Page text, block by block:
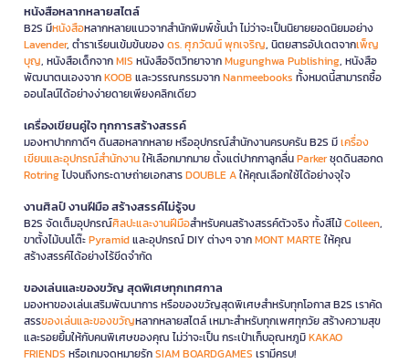
หนังสือหลากหลายสไตล์
B2S มีหนังสือหลากหลายแนวจากสำนักพิมพ์ชั้นนำ ไม่ว่าจะเป็นนิยายยอดนิยมอย่าง
Lavender, ตำราเรียนเข้มข้นของดร. ศุภวัฒน์ พุกเจริญ, นิตยสารอัปเดตจากเพ็ญ
บุญ, หนังสือเด็กจากMIS หนังสือจิตวิทยาจากMugunghwa Publishing, หนังสือ
พัฒนาตนเองจากKOOB และวรรณกรรมจากNanmeebooks ทั้งหมดนี้สามารถซื้อ
ออนไลน์ได้อย่างง่ายดายเพียงคลิกเดียว
เครื่องเขียนคู่ใจ ทุกการสร้างสรรค์
มองหาปากกาดีๆ ดินสอหลากหลาย หรืออุปกรณ์สำนักงานครบครัน B2S มีเครื่อง
เขียนและอุปกรณ์สำนักงานให้เลือกมากมาย ตั้งแต่ปากกาลูกลื่นParkerชุดดินสอกด
Rotringไปจนถึงกระดาษถ่ายเอกสารDOUBLE Aให้คุณเลือกใช้ได้อย่างจุใจ
งานศิลป์ งานฝีมือ สร้างสรรค์ไม่รู้จบ
B2S จัดเต็มอุปกรณ์ศิลปะและงานฝีมือสำหรับคนสร้างสรรค์ตัวจริง ทั้งสีไม้Colleen,
ขาตั้งไม้บนโต๊ะPyramidและอุปกรณ์ DIY ต่างๆ จากMONT MARTEให้คุณ
สร้างสรรค์ได้อย่างไร้ขีดจำกัด
ของเล่นและของขวัญ สุดพิเศษทุกเทศกาล
มองหาของเล่นเสริมพัฒนาการ หรือของขวัญสุดพิเศษสำหรับทุกโอกาส B2S เราคัด
สรรของเล่นและของขวัญหลากหลายสไตล์ เหมาะสำหรับทุกเพศทุกวัย สร้างความสุข
และรอยยิ้มให้กับคนพิเศษของคุณ ไม่ว่าจะเป็น กระเป๋าเก็บอุณหภูมิKAKAO
FRIENDS หรือเกมจดหมายรักSIAM BOARDGAMES เรามีครบ!